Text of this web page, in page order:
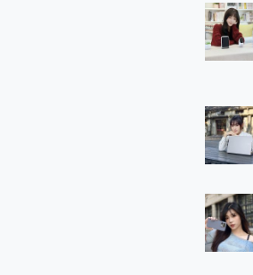
定 ONPRO MagReact™ M3 3 in 1可
! 超穩超服貼，音質、通話也很優質
聲 音樂分離 2024 消除人聲推薦
Now飛人 ios教學 不出門也可以到處走
酷態科 300W 微型充電站 開箱
Wizard Free 18.0.0 業界最好的